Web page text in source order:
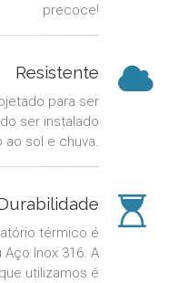
precoce!
Resistente
para ser
ser instalado
ao sol e chuva.
térmico é
Inox 316. A
utilizamos é